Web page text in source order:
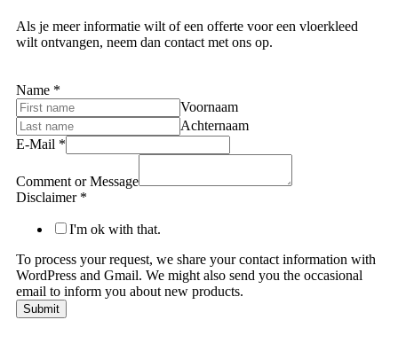
Als je meer informatie wilt of een offerte voor een vloerkleed
wilt ontvangen, neem dan contact met ons op.
Name *
Voornaam
Achternaam
E-Mail *
Comment or Message
Disclaimer *
I'm ok with that.
To process your request, we share your contact information with
WordPress and Gmail. We might also send you the occasional
email to inform you about new products.
Submit